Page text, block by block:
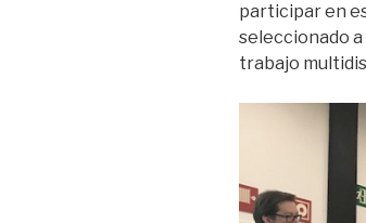
participar en
seleccionado
trabajo